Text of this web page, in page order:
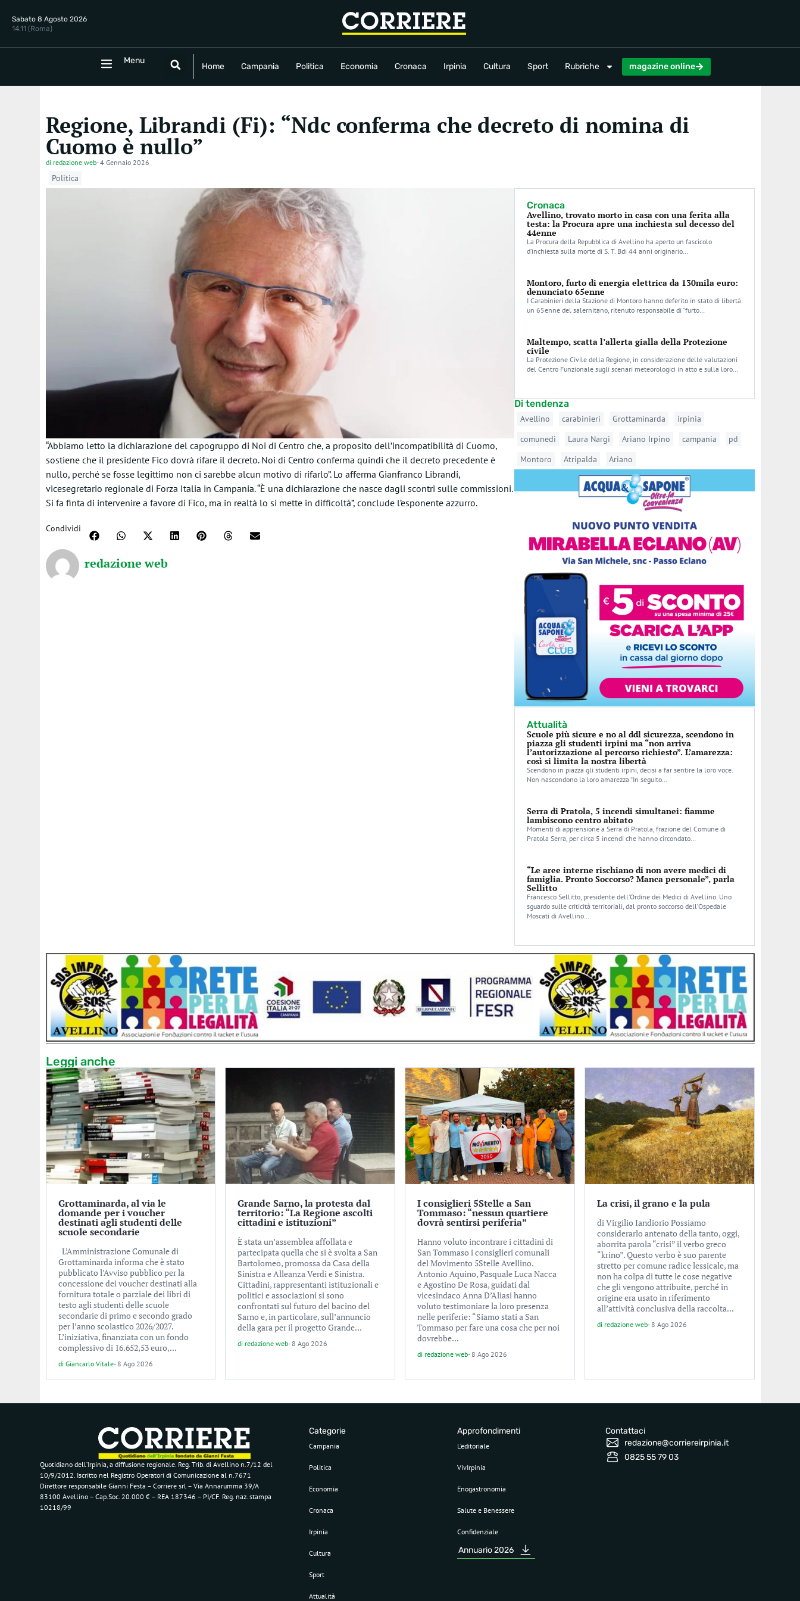
Sabato 8 Agosto 2026
14.11 (Roma)
Menu
Home Campania Politica Economia Cronaca Irpinia Cultura Sport Rubriche magazine online
Home Campania Politica Economia Cronaca Irpinia Sport Rubriche
Regione, Librandi (Fi): “Ndc conferma che decreto di nomina di
Cuomo è nullo”
di redazione web-4 Gennaio 2026
Politica
“Abbiamo letto la dichiarazione del capogruppo di Noi di Centro che, a proposito dell’incompatibilità di Cuomo,
sostiene che il presidente Fico dovrà rifare il decreto. Noi di Centro conferma quindi che il decreto precedente è
nullo, perché se fosse legittimo non ci sarebbe alcun motivo di rifarlo”. Lo afferma Gianfranco Librandi,
vicesegretario regionale di Forza Italia in Campania. “È una dichiarazione che nasce dagli scontri sulle commissioni.
Si fa finta di intervenire a favore di Fico, ma in realtà lo si mette in difficoltà”, conclude l’esponente azzurro.
Condividi
redazione web
Cronaca
Avellino, trovato morto in casa con una ferita alla
testa: la Procura apre una inchiesta sul decesso del
44enne
La Procura della Repubblica di Avellino ha aperto un fascicolo
d’inchiesta sulla morte di S. T. Bdi 44 anni originario…
Montoro, furto di energia elettrica da 130mila euro:
denunciato 65enne
I Carabinieri della Stazione di Montoro hanno deferito in stato di libertà
un 65enne del salernitano, ritenuto responsabile di “furto…
Maltempo, scatta l’allerta gialla della Protezione
civile
La Protezione Civile della Regione, in considerazione delle valutazioni
del Centro Funzionale sugli scenari meteorologici in atto e sulla loro…
Di tendenza
Avellino carabinieri Grottaminarda
irpinia
comunedi
Laura Nargi Ariano Irpino campania
pd
Montoro
Atripalda Ariano
Attualità
Scuole più sicure e no al ddl sicurezza, scendono in
piazza gli studenti irpini ma “non arriva
l’autorizzazione al percorso richiesto”. L’amarezza:
così si limita la nostra libertà
Scendono in piazza gli studenti irpini, decisi a far sentire la loro voce.
Non nascondono la loro amarezza “In seguito…
Serra di Pratola, 5 incendi simultanei: fiamme
lambiscono centro abitato
Momenti di apprensione a Serra di Pratola, frazione del Comune di
Pratola Serra, per circa 5 incendi che hanno circondato…
“Le aree interne rischiano di non avere medici di
famiglia. Pronto Soccorso? Manca personale”, parla
Sellitto
Francesco Sellitto, presidente dell’Ordine dei Medici di Avellino. Uno
sguardo sulle criticità territoriali, dal pronto soccorso dell’Ospedale
Moscati di Avellino…
Leggi anche
Grottaminarda, al via le
domande per i voucher
destinati agli studenti delle
scuole secondarie
L’Amministrazione Comunale di
Grottaminarda informa che è stato
pubblicato l’Avviso pubblico per la
concessione dei voucher destinati alla
fornitura totale o parziale dei libri di
testo agli studenti delle scuole
secondarie di primo e secondo grado
per l’anno scolastico 2026/2027.
L’iniziativa, finanziata con un fondo
complessivo di 16.652,53 euro,...
di Giancarlo Vitale- 8 Ago 2026
Grande Sarno, la protesta dal
territorio: “La Regione ascolti
cittadini e istituzioni”
È stata un’assemblea affollata e
partecipata quella che si è svolta a San
Bartolomeo, promossa da Casa della
Sinistra e Alleanza Verdi e Sinistra.
Cittadini, rappresentanti istituzionali e
politici e associazioni si sono
confrontati sul futuro del bacino del
Sarno e, in particolare, sull’annuncio
della gara per il progetto Grande...
di redazione web- 8 Ago 2026
I consiglieri 5Stelle a San
Tommaso: “nessun quartiere
dovrà sentirsi periferia”
Hanno voluto incontrare i cittadini di
San Tommaso i consiglieri comunali
del Movimento 5Stelle Avellino.
Antonio Aquino, Pasquale Luca Nacca
e Agostino De Rosa, guidati dal
vicesindaco Anna D’Aliasi hanno
voluto testimoniare la loro presenza
nelle periferie: “Siamo stati a San
Tommaso per fare una cosa che per noi
dovrebbe...
di redazione web- 8 Ago 2026
La crisi, il grano e la pula
di Virgilio Iandiorio Possiamo
considerarlo antenato della tanto, oggi,
aborrita parola “crisi” il verbo greco
“krino”. Questo verbo è suo parente
stretto per comune radice lessicale, ma
non ha colpa di tutte le cose negative
che gli vengono attribuite, perché in
origine era usato in riferimento
all’attività conclusiva della raccolta...
di redazione web- 8 Ago 2026
Quotidiano dell’Irpinia, a diffusione regionale. Reg. Trib. di Avellino n.7/12 del
10/9/2012. Iscritto nel Registro Operatori di Comunicazione al n.7671
Direttore responsabile Gianni Festa – Corriere srl – Via Annarumma 39/A
83100 Avellino – Cap.Soc. 20.000 € – REA 187346 – PI/CF. Reg. naz. stampa
10218/99
Categorie
Campania
Politica
Economia
Cronaca
Irpinia
Cultura
Sport
Attualità
Approfondimenti
L’editoriale
VivIrpinia
Enogastronomia
Salute e Benessere
Confidenziale
Annuario 2026
Contattaci
redazione@corriereirpinia.it
0825 55 79 03